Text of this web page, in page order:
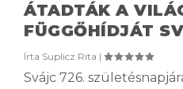
ÁTADTÁK A
FÜGGŐHÍDJÁT
Írta Suplicz Rita |
Svájc 726.